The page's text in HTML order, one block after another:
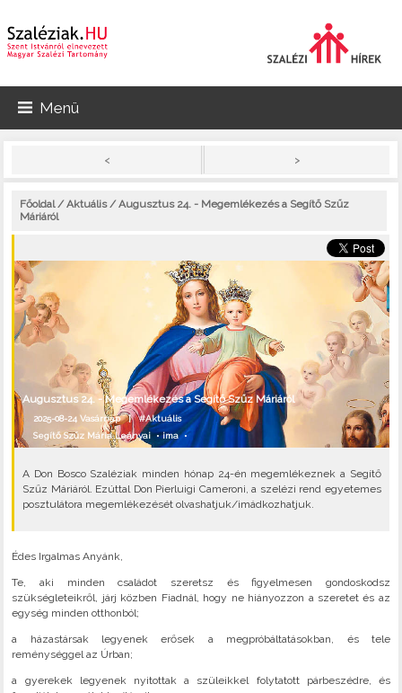
Menü
< >
Főoldal/Aktuális/ Augusztus 24. - Megemlékezés a Segítő Szűz
Máriáról
Augusztus 24. - Megemlékezés a Segítő Szűz Máriáról
2025-08-24 Vasárnap |#Aktuális
Segítő Szűz Mária Leányai•ima•
A Don Bosco Szaléziak minden hónap 24-én megemlékeznek a Segítő
Szűz Máriáról. Ezúttal Don Pierluigi Cameroni, a szelézi rend egyetemes
posztulátora megemlékezését olvashatjuk/imádkozhatjuk.
Édes Irgalmas Anyánk,
Te, aki minden családot szeretsz és figyelmesen gondoskodsz
szükségleteikről, járj közben Fiadnál, hogy ne hiányozzon a szeretet és az
egység minden otthonból;
a házastársak legyenek erősek a megpróbáltatásokban, és tele
reménységgel az Úrban;
a gyerekek legyenek nyitottak a szüleikkel folytatott párbeszédre, és